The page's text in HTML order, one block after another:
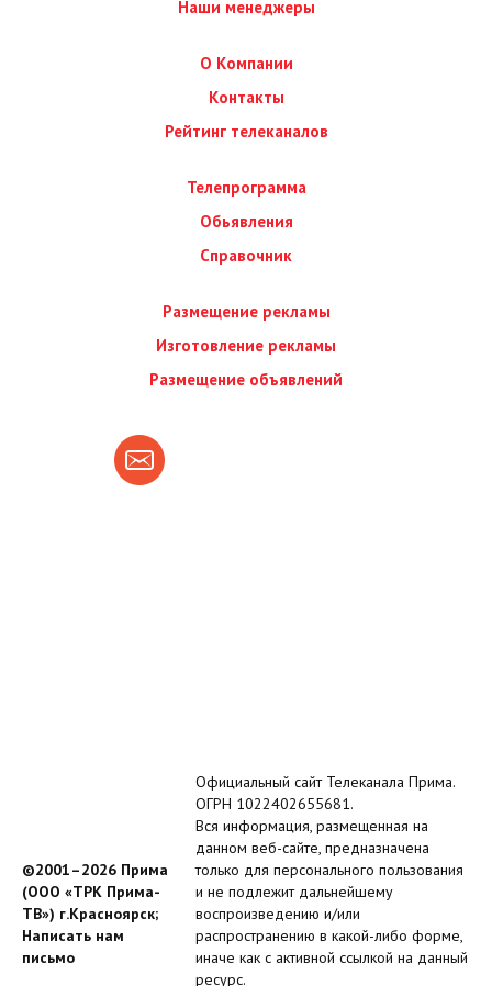
Наши менеджеры
О Компании
Контакты
Рейтинг телеканалов
Телепрограмма
Обьявления
Справочник
Размещение рекламы
Изготовление рекламы
Размещение объявлений
©2001–2026 Прима
(ООО «ТРК Прима-
ТВ») г.Красноярск;
Написать нам
письмо
Официальный сайт Телеканала Прима.
ОГРН 1022402655681.
Вся информация, размещенная на
данном веб-сайте, предназначена
только для персонального пользования
и не подлежит дальнейшему
воспроизведению и/или
распространению в какой-либо форме,
иначе как с активной ссылкой на данный
ресурс.